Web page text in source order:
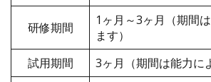
研修期間
1ヶ月～3ヶ月（期間
ます）
試用期間
3ヶ月（期間は能力に